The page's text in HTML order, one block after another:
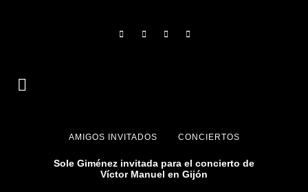
AMIGOS INVITADOS CONCIERTOS
Sole Giménez invitada para el concierto de
Víctor Manuel en Gijón